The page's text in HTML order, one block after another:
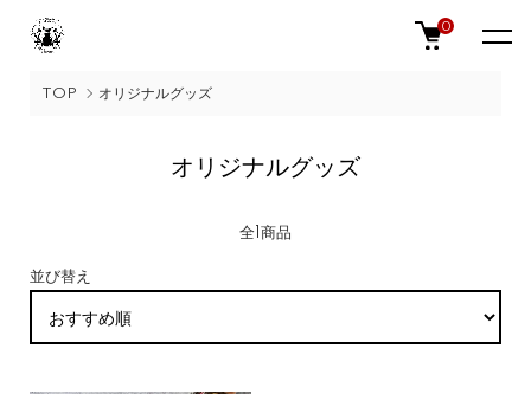
0
TOP オリジナルグッズ
オリジナルグッズ
全1商品
並び替え